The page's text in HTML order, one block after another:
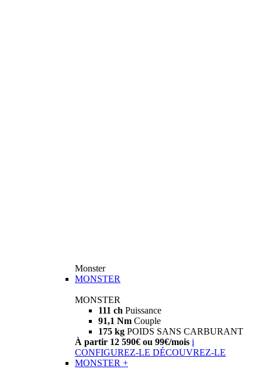
Monster
MONSTER
MONSTER
111 ch Puissance
91,1 Nm Couple
175 kg POIDS SANS CARBURANT
À partir 12 590€ ou 99€/mois i
CONFIGUREZ-LE DÉCOUVREZ-LE
MONSTER +